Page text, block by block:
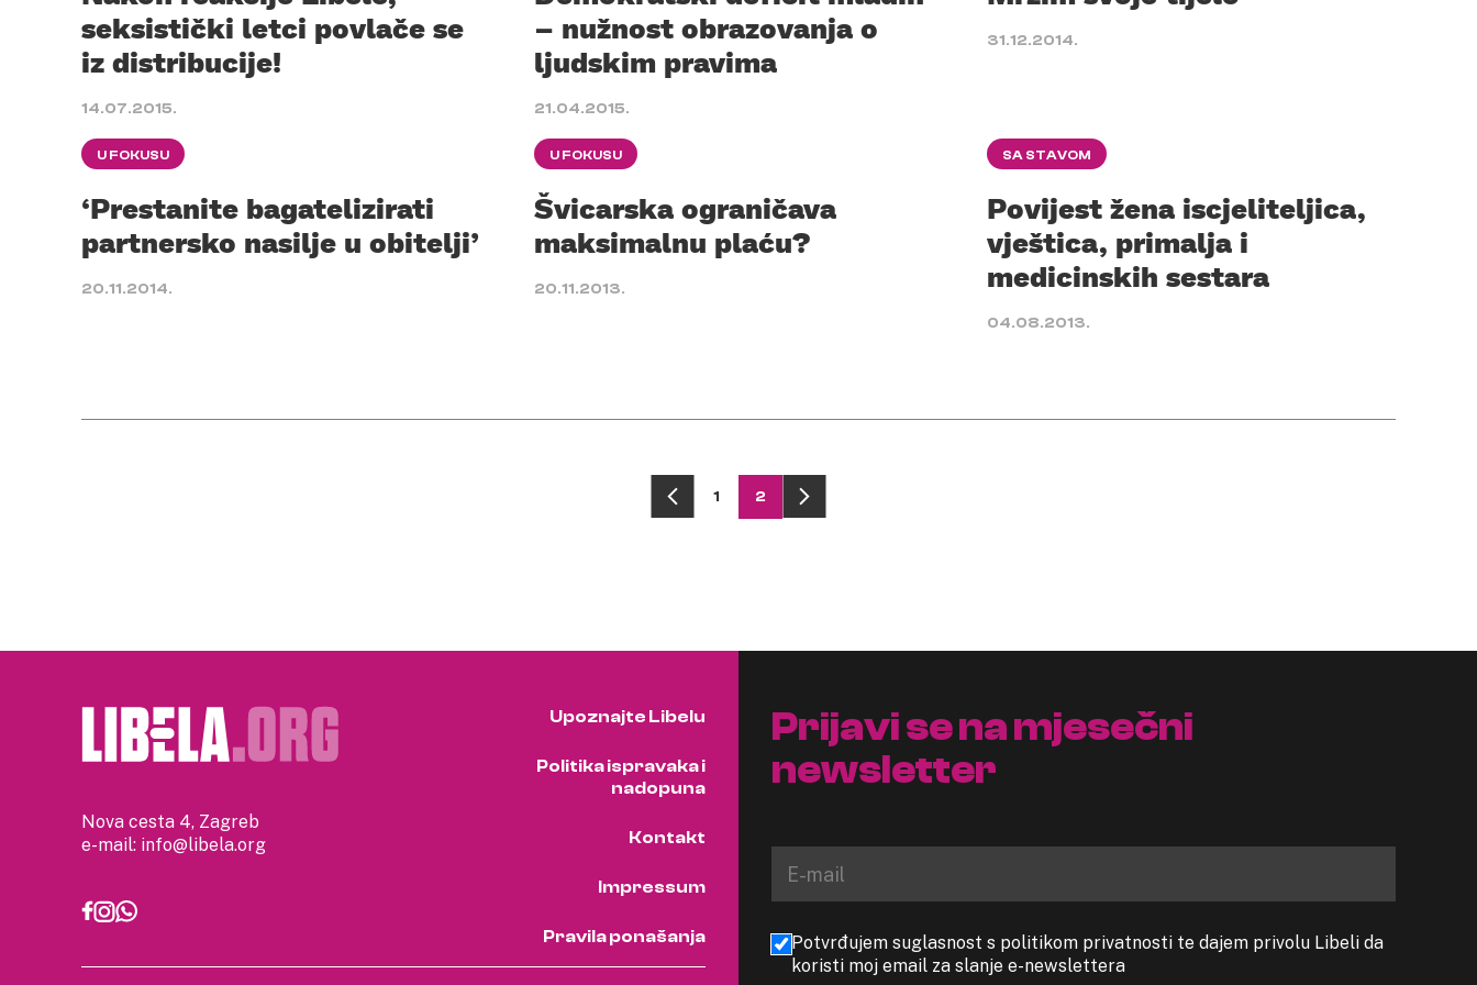
seksistički letci povlače se
iz distribucije!
14.07.2015.
– nužnost obrazovanja o
ljudskim pravima
21.04.2015.
31.12.2014.
U FOKUSU
‘Prestanite bagatelizirati
partnersko nasilje u obitelji’
20.11.2014.
U FOKUSU
Švicarska ograničava
maksimalnu plaću?
20.11.2013.
SA STAVOM
Povijest žena iscjeliteljica,
vještica, primalja i
medicinskih sestara
04.08.2013.
1 2
Nova cesta 4, Zagreb
e-mail: info@libela.org
Upoznajte Libelu
Politika ispravaka i
nadopuna
Kontakt
Impressum
Pravila ponašanja
Prijavi se na mjesečni
newsletter
Potvrđujem suglasnost s politikom privatnosti te dajem privolu Libeli da
koristi moj email za slanje e-newslettera